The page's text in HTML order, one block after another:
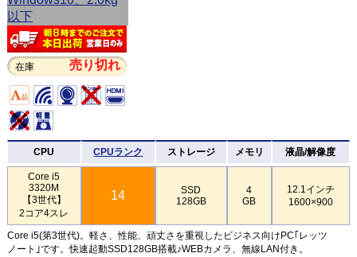
在庫 売り切れ
CPU CPUランク ストレージ メモリ 液晶/解像度
Core i5
3320M
【3世代】
2コア4スレ
14
SSD
128GB
4
GB
12.1インチ
1600×900
Core i5(第3世代)。軽さ、性能、頑丈さを重視したビジネス向けPC｢レッツ
ノート｣です。快速起動SSD128GB搭載♪WEBカメラ、無線LAN付き。